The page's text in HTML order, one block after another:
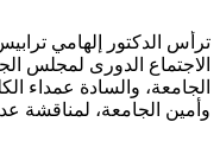
ترأس الدكتور إلهامي
الاجتماع الدورى لمجلس
الجامعة، والسادة عمداء
وأمين الجامعة، لمناقشة